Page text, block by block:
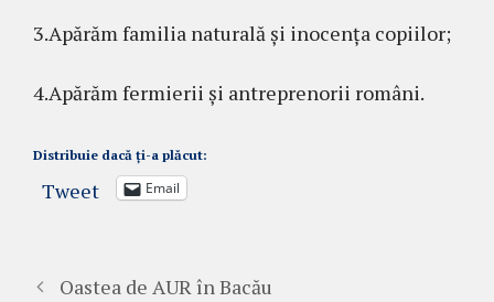
3.Apărăm familia naturală și inocența copiilor;
4.Apărăm fermierii și antreprenorii români.
Distribuie dacă ți-a plăcut:
Tweet Email
Oastea de AUR în Bacău